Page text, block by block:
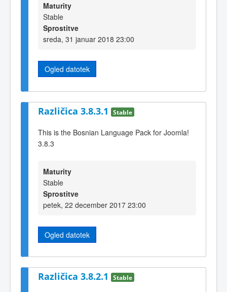
Maturity
Stable
Sprostitve
sreda, 31 januar 2018 23:00
Ogled datotek
Različica 3.8.3.1 Stable
This is the Bosnian Language Pack for Joomla!
3.8.3
Maturity
Stable
Sprostitve
petek, 22 december 2017 23:00
Ogled datotek
Različica 3.8.2.1 Stable